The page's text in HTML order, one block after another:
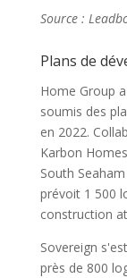
Source :
Plans de
Home Group
soumis des
en 2022.
Karbon
South
prévoit 1 500
construction
Sovereign
près de 800